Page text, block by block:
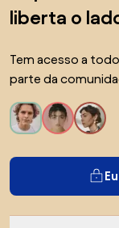
liberta o
Tem acesso a
parte da